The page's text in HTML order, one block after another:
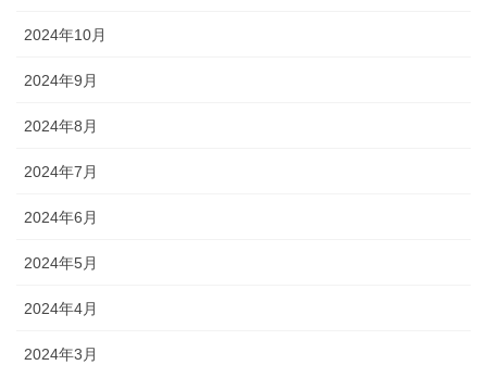
2024年10月
2024年9月
2024年8月
2024年7月
2024年6月
2024年5月
2024年4月
2024年3月